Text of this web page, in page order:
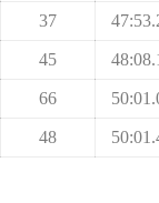
37
45
66
48